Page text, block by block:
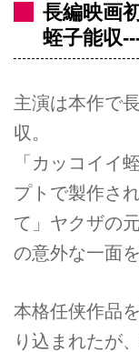
長編映画
蛭子能収
主演は本作で
収。
「カッコイイ
プトで製作さ
て」ヤクザの
の意外な一面
本格任侠作品
り込まれたが